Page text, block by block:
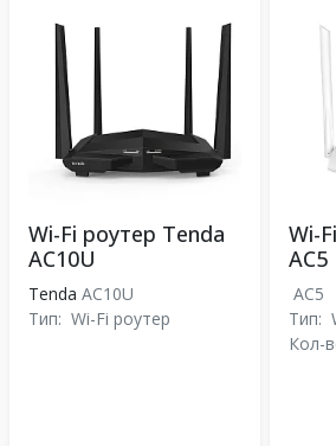
Wi-Fi роутер Tenda
AC10U
Tenda AC10U
Тип: Wi-Fi роутер
Wi-
AC5
AC5
Тип:
Кол-